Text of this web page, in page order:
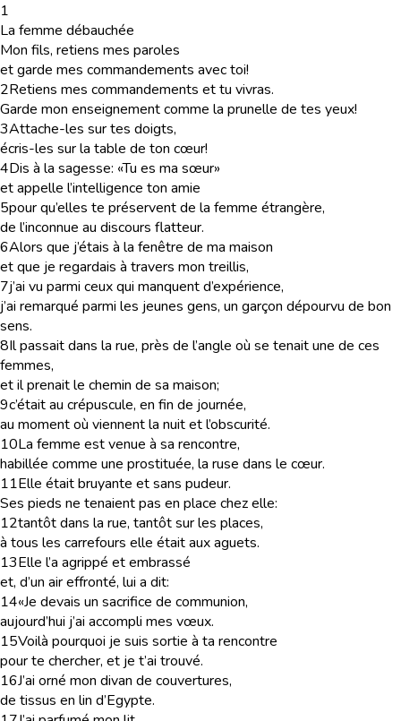
1
La femme débauchée
Mon fils, retiens mes paroles
et garde mes commandements avec toi!
2Retiens mes commandements et tu vivras.
Garde mon enseignement comme la prunelle de tes yeux!
3Attache-les sur tes doigts,
écris-les sur la table de ton cœur!
4Dis à la sagesse: «Tu es ma sœur»
et appelle l’intelligence ton amie
5pour qu’elles te préservent de la femme étrangère,
de l’inconnue au discours flatteur.
6Alors que j’étais à la fenêtre de ma maison
et que je regardais à travers mon treillis,
7j’ai vu parmi ceux qui manquent d’expérience,
j’ai remarqué parmi les jeunes gens, un garçon dépourvu de bon
sens.
8Il passait dans la rue, près de l’angle où se tenait une de ces
femmes,
et il prenait le chemin de sa maison;
9c’était au crépuscule, en fin de journée,
au moment où viennent la nuit et l’obscurité.
10La femme est venue à sa rencontre,
habillée comme une prostituée, la ruse dans le cœur.
11Elle était bruyante et sans pudeur.
Ses pieds ne tenaient pas en place chez elle:
12tantôt dans la rue, tantôt sur les places,
à tous les carrefours elle était aux aguets.
13Elle l’a agrippé et embrassé
et, d’un air effronté, lui a dit:
14«Je devais un sacrifice de communion,
aujourd’hui j’ai accompli mes vœux.
15Voilà pourquoi je suis sortie à ta rencontre
pour te chercher, et je t’ai trouvé.
16J’ai orné mon divan de couvertures,
de tissus en lin d’Egypte.